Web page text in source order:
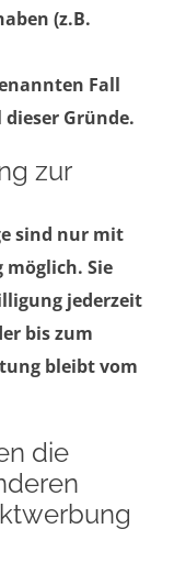
(z.B.
Fall
Gründe.
zur
sind nur mit
Sie
jederzeit
bis zum
bleibt vom
die